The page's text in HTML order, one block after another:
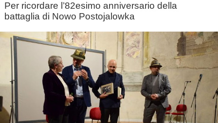
Per ricordare l’82esimo anniversario della
battaglia di Nowo Postojalowka